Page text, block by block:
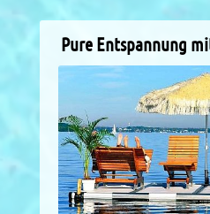
Pure Entspannung